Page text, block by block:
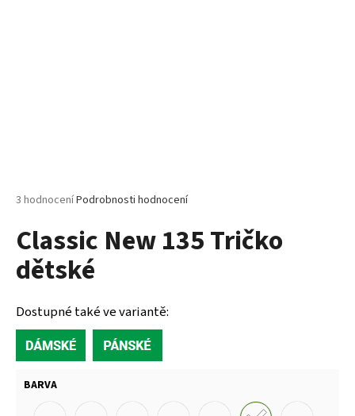
Průměrné
produktu
je
5,0
z
hvězdiček.
3 hodnoceníPodrobnosti hodnocení
Classic New 135 Tričko
dětské
Dostupné také ve variantě:
BARVA
TRIČKO,
G,
100%
BAVLNA,
PROJMUTÝ
STŘIH
85
Kč